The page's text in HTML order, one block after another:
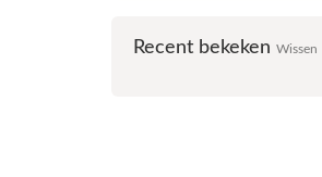
Recent bekeken Wissen